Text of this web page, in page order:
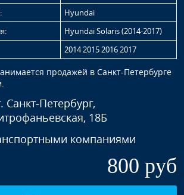
Hyundai
Hyundai Solaris (2014-2017)
2014 2015 2016 2017
продажей в Санкт-Петербурге
Санкт-Петербург,
18Б
компаниями
800 руб